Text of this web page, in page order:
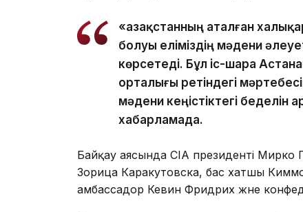
«Қазақстанның аталған
болуы еліміздің мәдени
көрсетеді. Бұл іс-шара
орталығы ретіндегі
мәдени кеңістіктегі беделін
хабарламада.
Байқау аясында CIA президенті
Зорица Каракутовска, бас хатшы
амбассадор Кевин Фридрих және